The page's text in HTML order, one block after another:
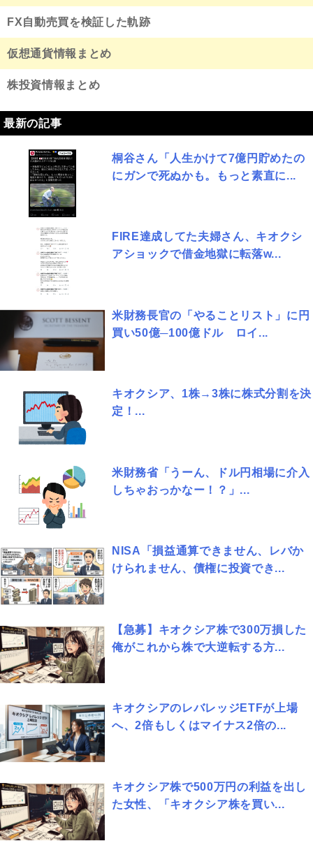
FX自動売買を検証した軌跡
仮想通貨情報まとめ
株投資情報まとめ
最新の記事
桐谷さん「人生かけて7億円貯めたの
にガンで死ぬかも。もっと素直に...
FIRE達成してた夫婦さん、キオクシ
アショックで借金地獄に転落w...
米財務長官の「やることリスト」に円
買い50億─100億ドル ロイ...
キオクシア、1株→3株に株式分割を決
定！...
米財務省「うーん、ドル円相場に介入
しちゃおっかなー！？」...
NISA「損益通算できません、レバか
けられません、債権に投資でき...
【急募】キオクシア株で300万損した
俺がこれから株で大逆転する方...
キオクシアのレバレッジETFが上場
へ、2倍もしくはマイナス2倍の...
キオクシア株で500万円の利益を出し
た女性、「キオクシア株を買い...